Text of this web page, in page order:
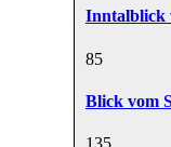
Inntalblick
85
Blick vom